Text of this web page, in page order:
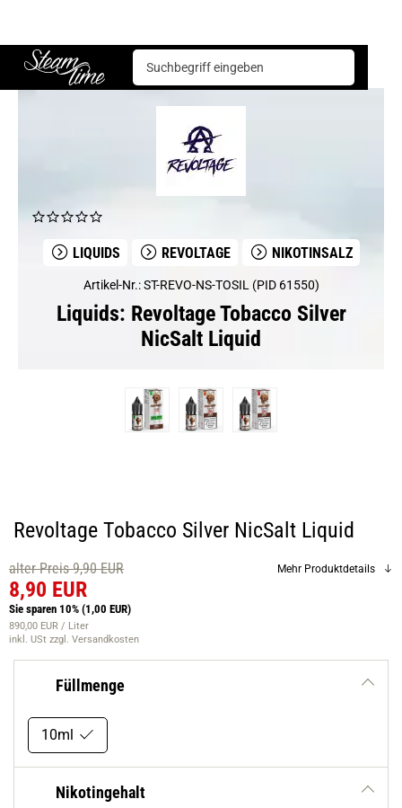
Steam time
Liquids Revoltage Revoltage Tobacco Silver NicSalt Liquid
LIQUIDS REVOLTAGE NIKOTINSALZ
Artikel-Nr.: ST-REVO-NS-TOSIL (PID 61550)
Liquids: Revoltage Tobacco Silver
NicSalt Liquid
Revoltage Tobacco Silver NicSalt Liquid
alter Preis 9,90 EUR
8,90 EUR
Sie sparen 10% (1,00 EUR)
890,00 EUR / Liter
inkl. USt zzgl. Versandkosten
Mehr Produktdetails
Füllmenge
10ml
Nikotingehalt